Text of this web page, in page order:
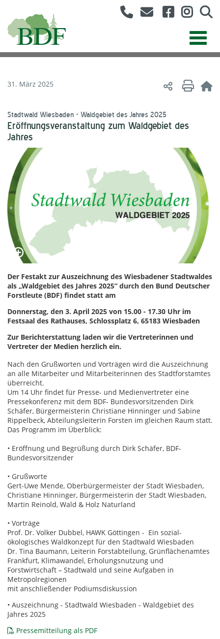
31. März 2025
Stadtwald Wiesbaden - Waldgebiet des Jahres 2025
Eröffnungsveranstaltung zum Waldgebiet des
Jahres
Der Festakt zur Auszeichnung des Wiesbadener Stadtwaldes
als „Waldgebiet des Jahres 2025“ durch den Bund Deutscher
Forstleute (BDF) findet statt am
Donnerstag, den 3. April 2025 von 15.00 - 17.30 Uhr im
Festsaal des Rathauses, Schlossplatz 6, 65183 Wiesbaden
Zur Berichterstattung laden wir die Vertreterinnen und
Vertreter der Medien herzlich ein.
Nach den Grußworten und Vorträgen wird die Auszeichnung
an alle Mitarbeiter und Mitarbeiterinnen des Stadtforstamtes
überreicht.
Um 14 Uhr findet für Presse- und Medienvertreter eine
Pressekonferenz mit dem BDF- Bundesvorsitzenden Dirk
Schäfer, Bürgermeisterin Christiane Hinninger und Sabine
Rippelbeck, Abteilungsleiterin Forsten im gleichen Raum statt.
Das Programm im Überblick:
• Eröffnung und Begrüßung durch Dirk Schäfer, BDF-
Bundesvorsitzender
• Grußworte
Gert-Uwe Mende, Oberbürgermeister der Stadt Wiesbaden,
Christiane Hinninger, Bürgermeisterin der Stadt Wiesbaden,
Martin Reinold, Wald & Holz Naturland
• Vorträge
Prof. Dr. Volker Dubbel, HAWK Göttingen - Ein sozial-
ökologisches Waldkonzept für den Stadtwald Wiesbaden
Dr. Tina Baumann, Leiterin Forstabteilung, Grünflächenamtes
Frankfurt, Klimawandel, Erholungsnutzung und
Forstwirtschaft – Stadtwald und seine Aufgaben in
Metropolregionen
mit anschließender Podiumsdiskussion
• Auszeichnung - Stadtwald Wiesbaden - Waldgebiet des
Jahres 2025
Pressemitteilung als PDF